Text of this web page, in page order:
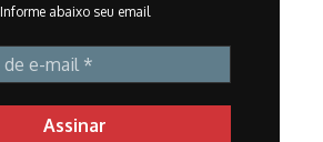
Informe abaixo seu email